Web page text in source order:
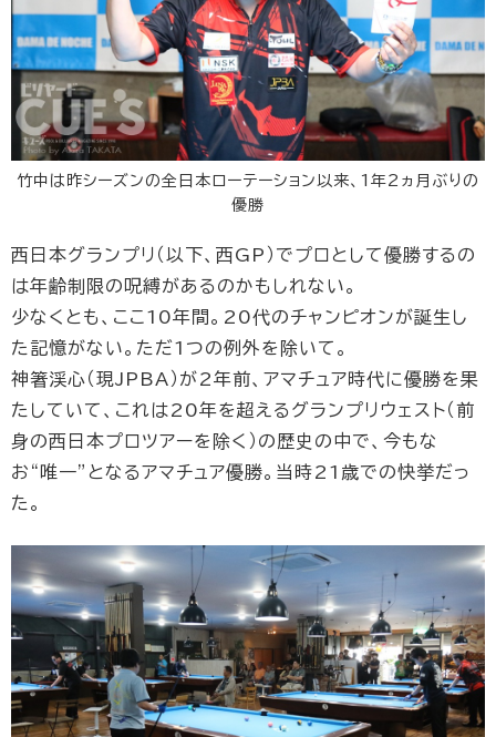
竹中は昨シーズンの全日本ローテーション以来、1年2ヵ月ぶりの
優勝
西日本グランプリ（以下、西GP）でプロとして優勝するの
は年齢制限の呪縛があるのかもしれない。
少なくとも、ここ10年間。20代のチャンピオンが誕生し
た記憶がない。ただ1つの例外を除いて。
神箸渓心（現JPBA）が2年前、アマチュア時代に優勝を果
たしていて、これは20年を超えるグランプリウェスト（前
身の西日本プロツアーを除く）の歴史の中で、今もな
お“唯一”となるアマチュア優勝。当時21歳での快挙だっ
た。